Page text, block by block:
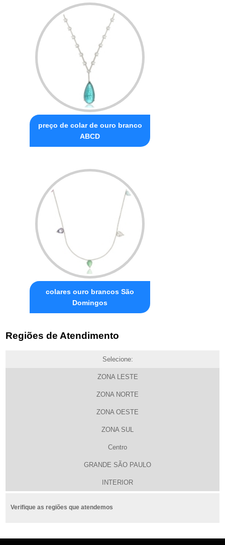
preço de colar de ouro branco
ABCD
colares ouro brancos São
Domingos
Regiões de Atendimento
Selecione:
ZONA LESTE
ZONA NORTE
ZONA OESTE
ZONA SUL
Centro
GRANDE SÃO PAULO
INTERIOR
Verifique as regiões que atendemos